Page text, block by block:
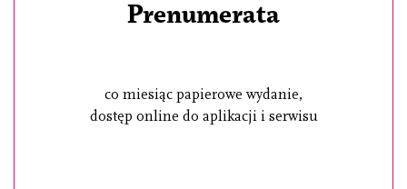
Prenumerata
co miesiąc papierowe wydanie,
dostęp online do aplikacji i serwisu